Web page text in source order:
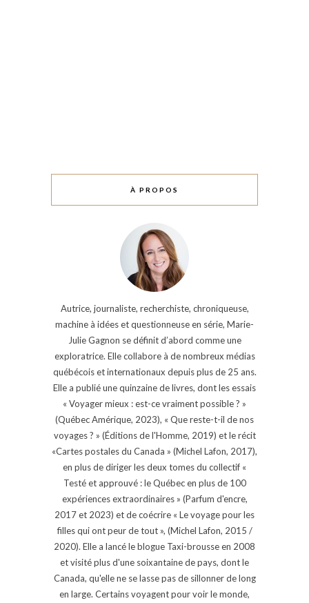
À PROPOS
Autrice, journaliste, recherchiste, chroniqueuse,
machine à idées et questionneuse en série, Marie-
Julie Gagnon se définit d’abord comme une
exploratrice. Elle collabore à de nombreux médias
québécois et internationaux depuis plus de 25 ans.
Elle a publié une quinzaine de livres, dont les essais
« Voyager mieux : est-ce vraiment possible ? »
(Québec Amérique, 2023), « Que reste-t-il de nos
voyages ? » (Éditions de l'Homme, 2019) et le récit
«Cartes postales du Canada » (Michel Lafon, 2017),
en plus de diriger les deux tomes du collectif «
Testé et approuvé : le Québec en plus de 100
expériences extraordinaires » (Parfum d'encre,
2017 et 2023) et de coécrire « Le voyage pour les
filles qui ont peur de tout », (Michel Lafon, 2015 /
2020). Elle a lancé le blogue Taxi-brousse en 2008
et visité plus d'une soixantaine de pays, dont le
Canada, qu'elle ne se lasse pas de sillonner de long
en large. Certains voyagent pour voir le monde,